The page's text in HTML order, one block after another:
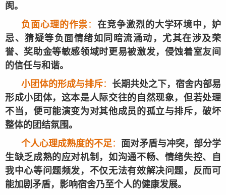
阂。
负面心理的作祟 ：在竞争激烈的大学环境中，妒
忌、猜疑等负面情绪如同暗流涌动，尤其在涉及荣
誉、奖助金等敏感领域时更易被激发，侵蚀着室友间
的信任与和谐。
小团体的形成与排斥： 长期共处之下，宿舍内部易
形成小团体，这本是人际交往的自然现象，但若处理
不当，便可能演变为对其他成员的孤立与排斥，破坏
整体的团结氛围。
个人心理成熟度的不足 ： 面对矛盾与冲突，部分学
生缺乏成熟的应对机制，如沟通不畅、情绪失控、自
我中心等问题频发，不仅无法有效解决问题，反而可
能加剧矛盾，影响宿舍乃至个人的健康发展。